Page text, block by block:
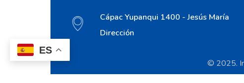
ES
Cápac Yupanqui 1400 - Jesús María
Dirección
© 2025.